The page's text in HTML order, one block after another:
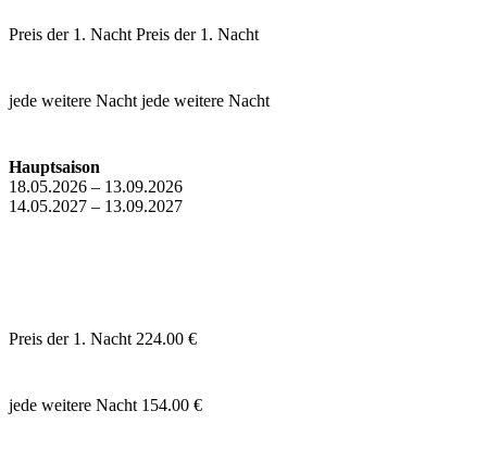
Preis der 1. Nacht Preis der 1. Nacht
jede weitere Nacht jede weitere Nacht
Hauptsaison
18.05.2026 – 13.09.2026
14.05.2027 – 13.09.2027
Preis der 1. Nacht 224.00 €
jede weitere Nacht 154.00 €